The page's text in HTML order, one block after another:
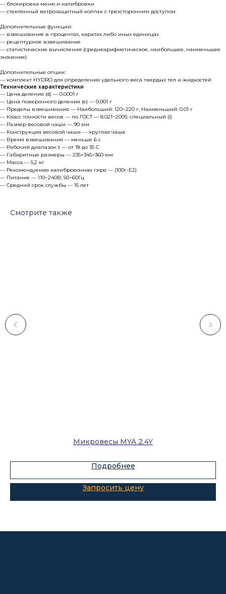
— блокировка меню и калибровки
— стеклянный ветрозащитный колпак с трехсторонним доступом
Дополнительные функции:
— взвешивание в процентах, каратах либо иных единицах
— рецептурное взвешивание
— статистические вычисления (среднеарифметическое, наибольшее, наименьшее
значение)
Дополнительные опции:
— комплект HYDRO для определения удельного веса твердых тел и жидкостей
Технические характеристики
— Цена деления (d) — 0.0001 г
— Цена поверочного деления (e) — 0,001 г
— Пределы взвешивания — Наибольший: 120−220 г, Наименьший: 0.01 г
— Класс точности весов — по ГОСТ — 8.021−2005: специальный (I)
— Размер весовой чаши — 90 мм
— Конструкция весовой чаши — круглая чаша
— Время взвешивания — меньше 6 с
— Рабочий диапазон t — от 18 до 35 C
— Габаритные размеры — 235×345×360 мм
— Масса — 5,2 кг
— Рекомендуемая калибровочная гиря — (100г-Е2)
— Питание — 110−240В; 50−60Гц
— Средний срок службы — 15 лет
Смотрите также
Микровесы MYA 2.4Y
Подробнее
О компании Покупателям
Каталог